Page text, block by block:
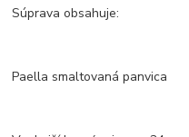
Súprava obsahuje:
Paella smaltovaná panvica